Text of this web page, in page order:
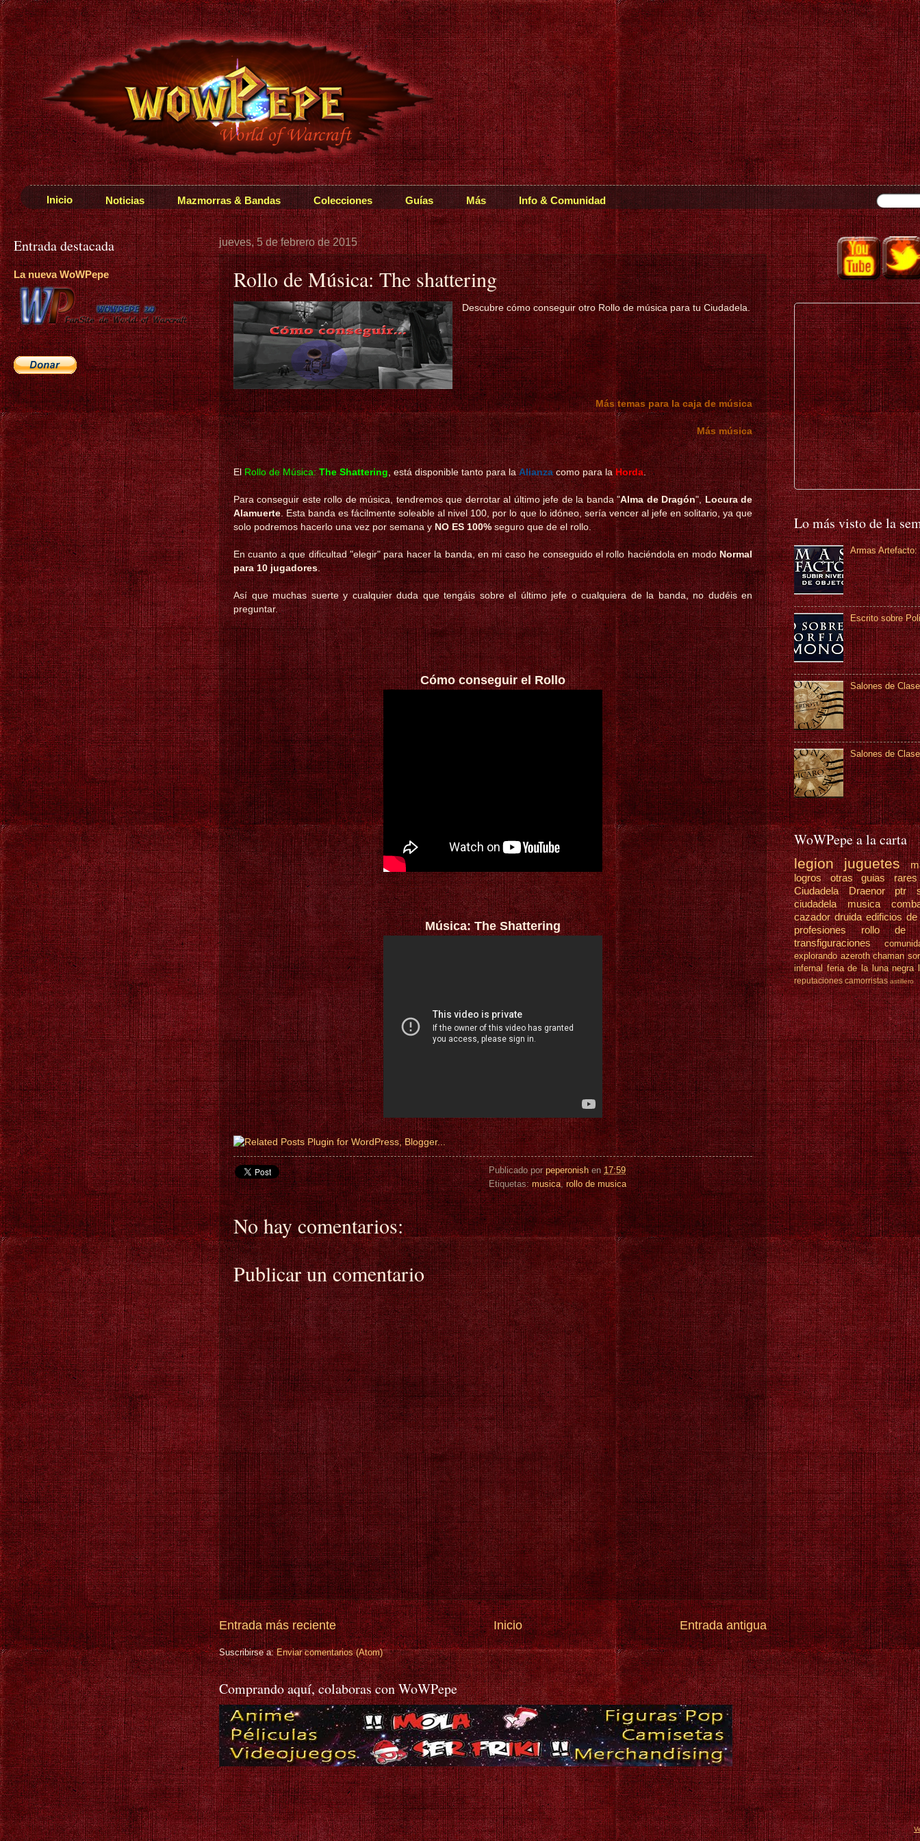
Inicio Noticias Mazmorras & Bandas Colecciones Guías Más Info & Comunidad
jueves, 5 de febrero de 2015
Rollo de Música: The shattering
Descubre cómo conseguir otro Rollo de música para tu Ciudadela.
Más temas para la caja de música
Más música
ElRollo de Música:The Shattering, está disponible tanto para laAlianzacomo para laHorda.
Para conseguir este rollo de música, tendremos que derrotar al último jefe de la banda "Alma de Dragón",Locura de
Alamuerte. Esta banda es fácilmente soleable al nivel 100, por lo que lo idóneo, sería vencer al jefe en solitario, ya que
solo podremos hacerlo una vez por semana yNO ES 100%seguro que de el rollo.
En cuanto a que dificultad "elegir" para hacer la banda, en mi caso he conseguido el rollo haciéndola en modoNormal
para 10 jugadores.
Así que muchas suerte y cualquier duda que tengáis sobre el último jefe o cualquiera de la banda, no dudéis en
preguntar.
Cómo conseguir el Rollo
Música: The Shattering
Publicado porpeperonish en17:59
Etiquetas:musica,rollo de musica
No hay comentarios:
Publicar un comentario
Entrada más reciente Entrada antigua
Inicio
Suscribirse a:Enviar comentarios (Atom)
Comprando aquí, colaboras con WoWPepe
Entrada destacada
La nueva WoWPepe
Lo más visto de la
Armas
Escrito sobre
Salones de
Salones de
WoWPepe a la carta
legion juguetes
logros
otras guias
Ciudadela Draenor
ptr
ciudadela
musica
cazador druida edificios
profesiones
rollo de
transfiguraciones
explorando azeroth chaman
infernal feria de la luna negra
reputaciones camorristas astillero